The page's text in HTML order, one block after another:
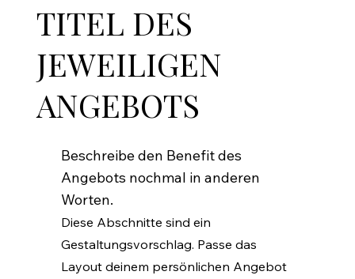
TITEL DES
JEWEILIGEN
ANGEBOTS
Beschreibe den Benefit des
Angebots nochmal in anderen
Worten.
Diese Abschnitte sind ein
Gestaltungsvorschlag. Passe das
Layout deinem persönlichen Angebot